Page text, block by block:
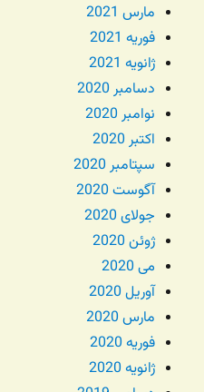
مارس 2021
فوریه 2021
ژانویه 2021
دسامبر 2020
نوامبر 2020
اکتبر 2020
سپتامبر 2020
آگوست 2020
جولای 2020
ژوئن 2020
می 2020
آوریل 2020
مارس 2020
فوریه 2020
ژانویه 2020